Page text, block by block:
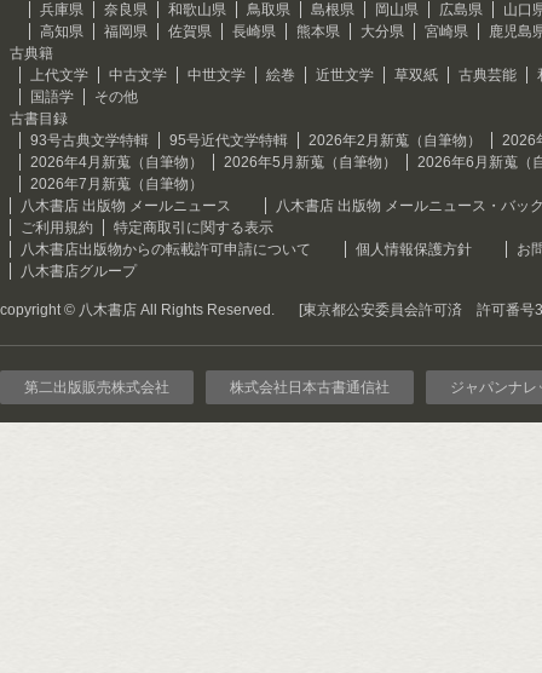
兵庫県
奈良県 和歌山県 鳥取県 島根県 岡山県 広島県
山口
高知県
福岡県 佐賀県 長崎県 熊本県 大分県 宮崎県
鹿児島
古典籍
上代文学
中古文学 中世文学 絵巻 近世文学 草双紙 古典芸能
国語学
その他
古書目録
93号古典文学特輯
95号近代文学特輯 2026年2月新蒐（自筆物）
2026
2026年4月新蒐（自筆物）
2026年5月新蒐（自筆物）
2026年6月新蒐（
2026年7月新蒐（自筆物）
八木書店 出版物 メールニュース
八木書店 出版物 メールニュース・バッ
ご利用規約
特定商取引に関する表示
八木書店出版物からの転載許可申請について
個人情報保護方針
お
八木書店グループ
copyright © 八木書店 All Rights Reserved. [東京都公安委員会許可済 許可番号
第二出版販売株式会社 株式会社日本古書通信社 ジャパンナレ